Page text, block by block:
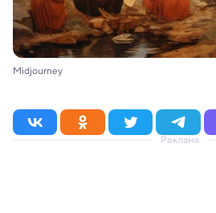
Midjourney
Реклама